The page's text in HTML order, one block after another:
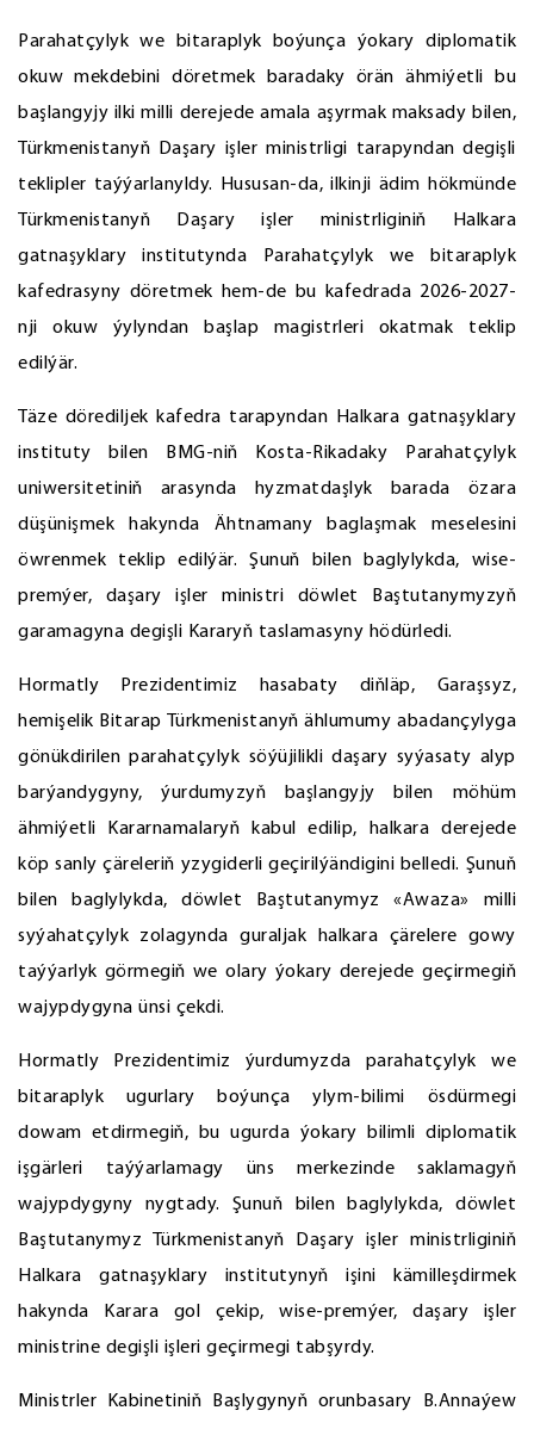
Parahatçylyk we bitaraplyk boýunça ýokary diplomatik
okuw mekdebini döretmek baradaky örän ähmiýetli bu
başlangyjy ilki milli derejede amala aşyrmak maksady bilen,
Türkmenistanyň Daşary işler ministrligi tarapyndan degişli
teklipler taýýarlanyldy. Hususan-da, ilkinji ädim hökmünde
Türkmenistanyň Daşary işler ministrliginiň Halkara
gatnaşyklary institutynda Parahatçylyk we bitaraplyk
kafedrasyny döretmek hem-de bu kafedrada 2026-2027-
nji okuw ýylyndan başlap magistrleri okatmak teklip
edilýär.
Täze dörediljek kafedra tarapyndan Halkara gatnaşyklary
instituty bilen BMG-niň Kosta-Rikadaky Parahatçylyk
uniwersitetiniň arasynda hyzmatdaşlyk barada özara
düşünişmek hakynda Ähtnamany baglaşmak meselesini
öwrenmek teklip edilýär. Şunuň bilen baglylykda, wise-
premýer, daşary işler ministri döwlet Baştutanymyzyň
garamagyna degişli Kararyň taslamasyny hödürledi.
Hormatly Prezidentimiz hasabaty diňläp, Garaşsyz,
hemişelik Bitarap Türkmenistanyň ählumumy abadançylyga
gönükdirilen parahatçylyk söýüjilikli daşary syýasaty alyp
barýandygyny, ýurdumyzyň başlangyjy bilen möhüm
ähmiýetli Kararnamalaryň kabul edilip, halkara derejede
köp sanly çäreleriň yzygiderli geçirilýändigini belledi. Şunuň
bilen baglylykda, döwlet Baştutanymyz «Awaza» milli
syýahatçylyk zolagynda guraljak halkara çärelere gowy
taýýarlyk görmegiň we olary ýokary derejede geçirmegiň
wajypdygyna ünsi çekdi.
Hormatly Prezidentimiz ýurdumyzda parahatçylyk we
bitaraplyk ugurlary boýunça ylym-bilimi ösdürmegi
dowam etdirmegiň, bu ugurda ýokary bilimli diplomatik
işgärleri taýýarlamagy üns merkezinde saklamagyň
wajypdygyny nygtady. Şunuň bilen baglylykda, döwlet
Baştutanymyz Türkmenistanyň Daşary işler ministrliginiň
Halkara gatnaşyklary institutynyň işini kämilleşdirmek
hakynda Karara gol çekip, wise-premýer, daşary işler
ministrine degişli işleri geçirmegi tabşyrdy.
Ministrler Kabinetiniň Başlygynyň orunbasary B.Annaýew